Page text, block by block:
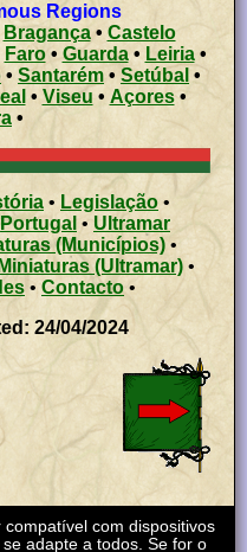
Regions
Bragança• Castelo
Faro• Guarda• Leiria•
• Santarém • Setúbal •
• Viseu • Açores •
•
• Legislação •
Portugal • Ultramar
(Municípios)•
Miniaturas (Ultramar) •
• Contacto•
24/04/2024
com dispositivos
adapte a todos. Se for o